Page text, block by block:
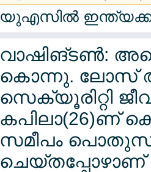
യുഎസില്‍
വാഷിങ്ടണ്‍:
കൊന്നു.
സെക്യൂരിറ്റി
കപിലാ(26)ണ്
സമീപം